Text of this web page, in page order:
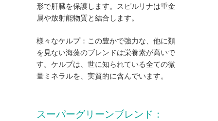
形で肝臓を保護します。スピルリナは重金
属や放射能物質と結合します。
様々なケルプ：この豊かで強力な、他に類
を見ない海藻のブレンドは栄養素が高いで
す。ケルプは、世に知られている全ての微
量ミネラルを、実質的に含んでいます。
スーパーグリーンブレンド：